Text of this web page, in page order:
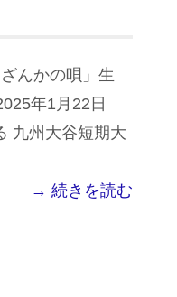
んかの唄」生
年1月22日
九州大谷短期大
→ 続きを読む